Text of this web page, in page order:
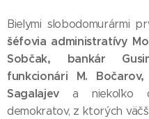
Bielymi slobodomurármi
šéfovia administratívy
Sobčak, bankár
funkcionári M.
Sagalajev a niekoľko
demokratov, z ktorých